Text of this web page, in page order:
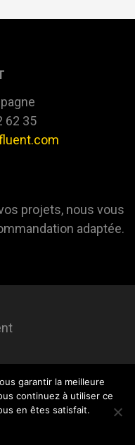
62 35
projets, nous vous
adaptée.
Mentions légales
garantir la meilleure
continuez à utiliser ce
en êtes satisfait.